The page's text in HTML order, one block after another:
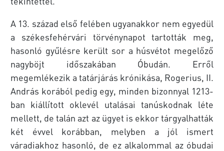
A 13. század első felében ugyanakkor nem egyedül
a székesfehérvári törvénynapot tartották meg,
hasonló gyűlésre került sor a húsvétot megelőző
nagyböjt időszakában Óbudán. Erről
megemlékezik a tatárjárás krónikása, Rogerius, II.
András korából pedig egy, minden bizonnyal 1213-
ban kiállított oklevél utalásai tanúskodnak léte
mellett, de talán azt az ügyet is ekkor tárgyalhatták
két évvel korábban, melyben a jól ismert
váradiakhoz hasonló, de ez alkalommal az óbudai